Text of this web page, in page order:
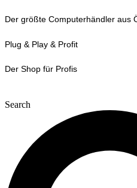
Zum
wechseln
Der größte Computerhändler aus
Plug & Play & Profit
Der Shop für Profis
Search